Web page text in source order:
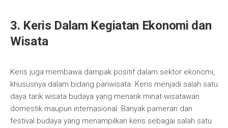
3. Keris Dalam Kegiatan Ekonomi dan
Wisata
Keris juga membawa dampak positif dalam sektor ekonomi,
khususnya dalam bidang pariwisata. Keris menjadi salah satu
daya tarik wisata budaya yang menarik minat wisatawan
domestik maupun internasional. Banyak pameran dan
festival budaya yang menampilkan keris sebagai salah satu